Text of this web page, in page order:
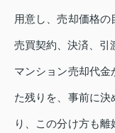
用意し、売却価格の
売買契約、決済、引
マンション売却代
た残りを、事前に
り、この分け方も